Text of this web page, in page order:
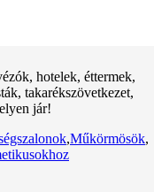
hotelek, éttermek,
takarékszövetkezet,
jár!
,Műkörmösök,